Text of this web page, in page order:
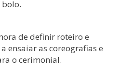
de definir roteiro e
ensaiar as coreografias e
o cerimonial.